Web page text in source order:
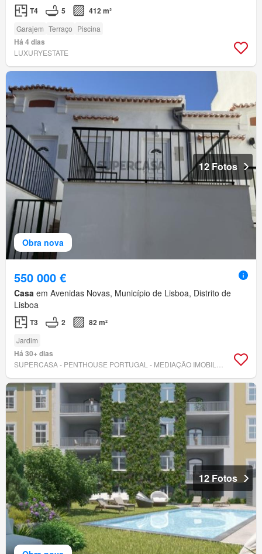
T4 5 412 m²
Garajem Terraço Piscina
Há 4 dias
LUXURYESTATE
Obra nova
12 Fotos
550 000 €
Casa em Avenidas Novas, Município de Lisboa, Distrito de
Lisboa
T3 2 82 m²
Jardim
Há 30+ dias
12 Fotos